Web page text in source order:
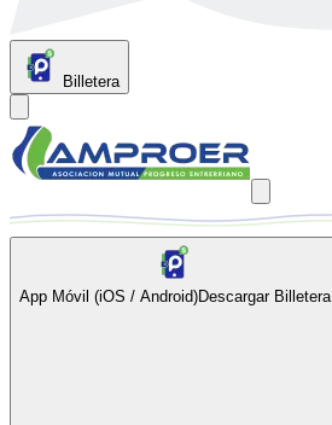
Billetera
App Móvil (iOS / Android)Descargar Billetera